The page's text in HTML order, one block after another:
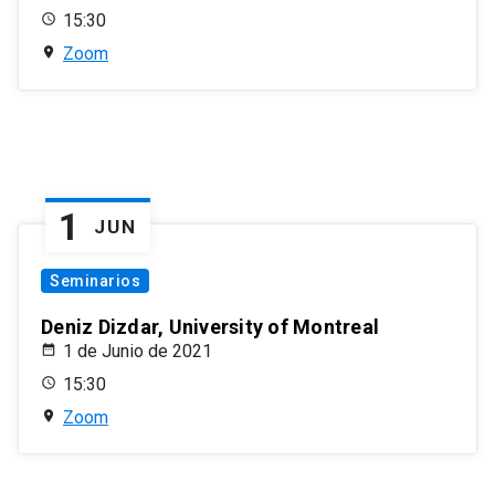
15:30
Zoom
1 JUN
Seminarios
Deniz Dizdar, University of Montreal
1 de Junio de 2021
15:30
Zoom